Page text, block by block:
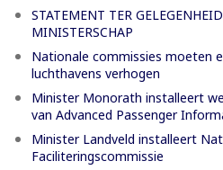
STATEMENT TER
MINISTERSCHAP
Nationale commissies moeten
luchthavens verhogen
Minister Monorath installeert
van Advanced Passenger
Minister Landveld installeert
Faciliteringscommissie